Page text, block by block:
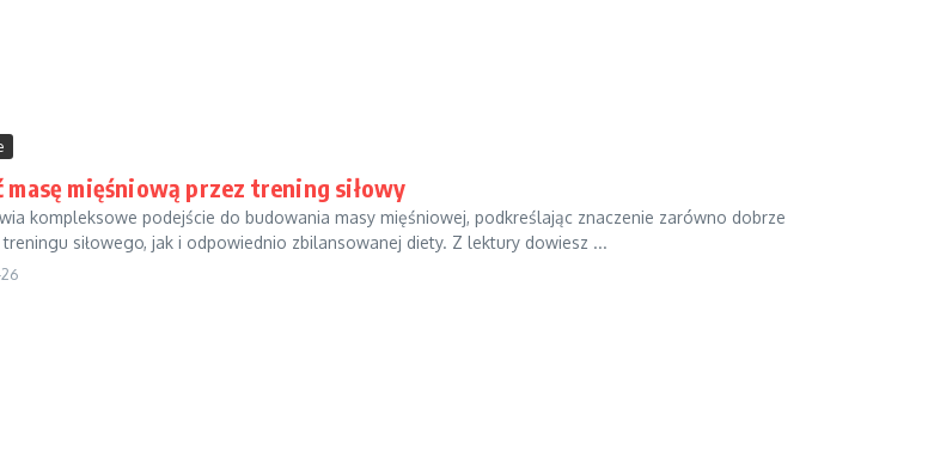
masę mięśniową przez trening siłowy
kompleksowe podejście do budowania masy mięśniowej, podkreślając znaczenie zarówno dobrze
siłowego, jak i odpowiednio zbilansowanej diety. Z lektury dowiesz ...